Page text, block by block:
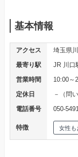
基本情報
アクセス
埼玉県
最寄り駅
JR 川口
営業時間
10:00～
定休日
－（問
電話番号
050-
特徴 女性も